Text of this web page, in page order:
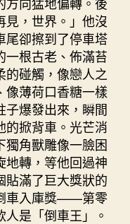
見，世界。」他沒
尾卻擦到了停車塔
一根古老、佈滿苔
碰觸，像戀人之
像薄荷口香糖一樣
子爆發出來，瞬間
的掀背車。光芒消
獨角獸雕像一臉困
地轉，等他回過神
貼滿了巨大獎狀的
車入庫獎——第零
是「倒車王」。